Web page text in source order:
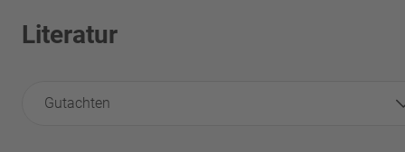
Literatur
Gutachten